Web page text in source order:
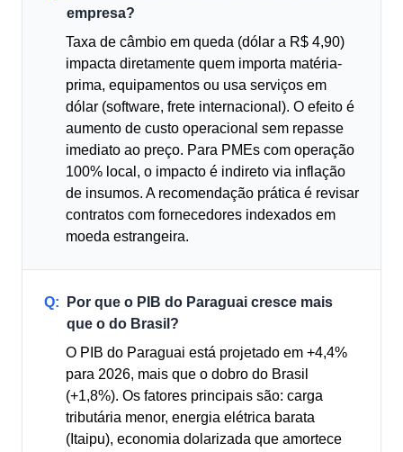
empresa?
Taxa de câmbio em queda (dólar a R$ 4,90)
impacta diretamente quem importa matéria-
prima, equipamentos ou usa serviços em
dólar (software, frete internacional). O efeito é
aumento de custo operacional sem repasse
imediato ao preço. Para PMEs com operação
100% local, o impacto é indireto via inflação
de insumos. A recomendação prática é revisar
contratos com fornecedores indexados em
moeda estrangeira.
Q:
Por que o PIB do Paraguai cresce mais
que o do Brasil?
O PIB do Paraguai está projetado em +4,4%
para 2026, mais que o dobro do Brasil
(+1,8%). Os fatores principais são: carga
tributária menor, energia elétrica barata
(Itaipu), economia dolarizada que amortece